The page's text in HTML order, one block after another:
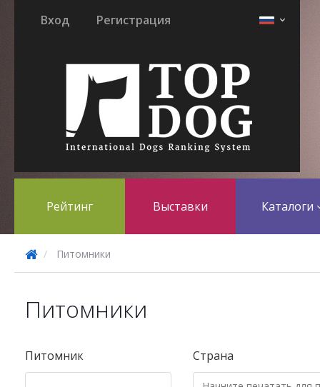
Вход Регистрация
Рейтинг Выставки Каталоги
Питомники
Питомники
Питомник Страна